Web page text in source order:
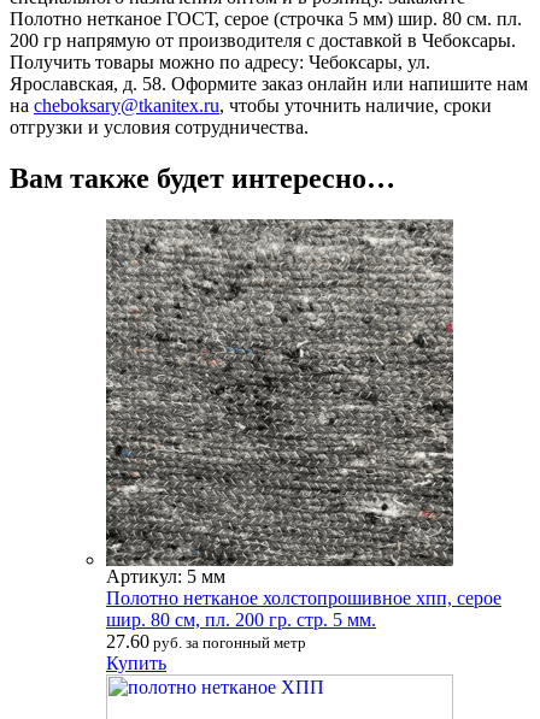
Полотно нетканое ГОСТ, серое (строчка 5 мм) шир. 80 см. пл.
200 гр напрямую от производителя с доставкой в Чебоксары.
Получить товары можно по адресу: Чебоксары, ул.
Ярославская, д. 58. Оформите заказ онлайн или напишите нам
на cheboksary@tkanitex.ru, чтобы уточнить наличие, сроки
отгрузки и условия сотрудничества.
Вам также будет интересно…
Артикул: 5 мм
Полотно нетканое холстопрошивное хпп, серое
шир. 80 см, пл. 200 гр. стр. 5 мм.
27.60 руб. за погонный метр
Купить